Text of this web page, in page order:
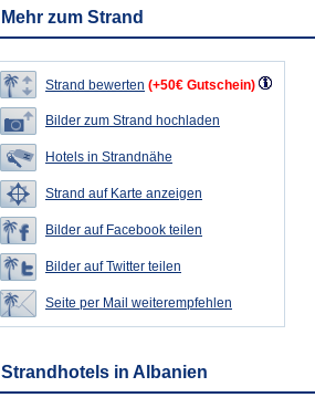
Mehr zum Strand
Strand bewerten (+50€ Gutschein)
Bilder zum Strand hochladen
Hotels in Strandnähe
Strand auf Karte anzeigen
Bilder auf Facebook teilen
Bilder auf Twitter teilen
Seite per Mail weiterempfehlen
Strandhotels in Albanien